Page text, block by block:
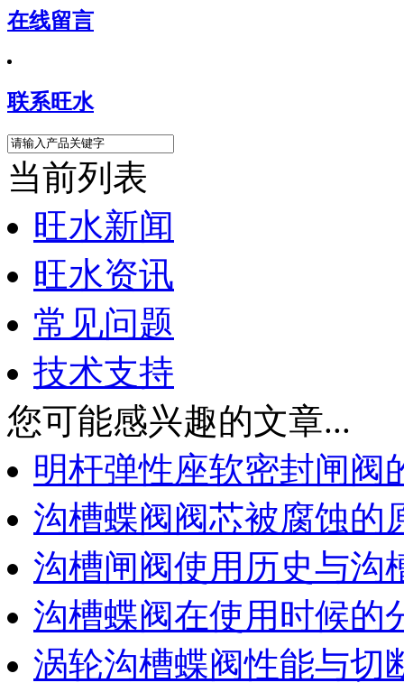
在线留言
联系旺水
当前列表
旺水新闻
旺水资讯
常见问题
技术支持
您可能感兴趣的文章...
明杆弹性座软密封闸阀
沟槽蝶阀阀芯被腐蚀的
沟槽闸阀使用历史与沟
沟槽蝶阀在使用时候的
涡轮沟槽蝶阀性能与切